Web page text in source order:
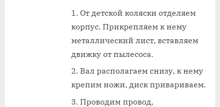
От детской коляски отделяем
корпус. Прикрепляем к нему
металлический лист, вставляем
движку от пылесоса.
Вал располагаем снизу, к нему
крепим ножи, диск привариваем.
Проводим провод,